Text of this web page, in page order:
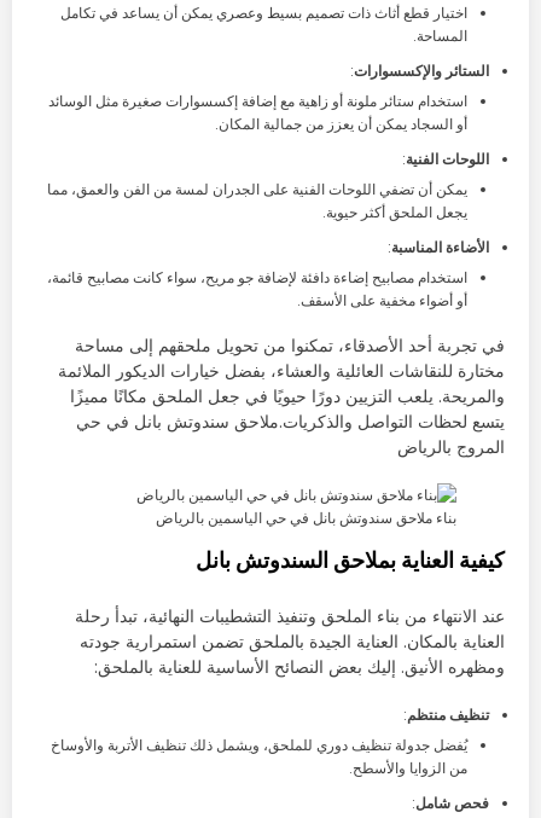
اختيار قطع أثاث ذات تصميم بسيط وعصري يمكن أن يساعد في تكامل
المساحة.
الستائر والإكسسوارات:
استخدام ستائر ملونة أو زاهية مع إضافة إكسسوارات صغيرة مثل الوسائد
أو السجاد يمكن أن يعزز من جمالية المكان.
اللوحات الفنية:
يمكن أن تضفي اللوحات الفنية على الجدران لمسة من الفن والعمق، مما
يجعل الملحق أكثر حيوية.
الأضاءة المناسبة:
استخدام مصابيح إضاءة دافئة لإضافة جو مريح، سواء كانت مصابيح قائمة،
أو أضواء مخفية على الأسقف.
في تجربة أحد الأصدقاء، تمكنوا من تحويل ملحقهم إلى مساحة
مختارة للنقاشات العائلية والعشاء، بفضل خيارات الديكور الملائمة
والمريحة. يلعب التزيين دورًا حيويًا في جعل الملحق مكانًا مميزًا
يتسع لحظات التواصل والذكريات.ملاحق سندوتش بانل في حي
المروج بالرياض
بناء ملاحق سندوتش بانل في حي الياسمين بالرياض
كيفية العناية بملاحق السندوتش بانل
عند الانتهاء من بناء الملحق وتنفيذ التشطيبات النهائية، تبدأ رحلة
العناية بالمكان. العناية الجيدة بالملحق تضمن استمرارية جودته
ومظهره الأنيق. إليك بعض النصائح الأساسية للعناية بالملحق:
تنظيف منتظم:
يُفضل جدولة تنظيف دوري للملحق، ويشمل ذلك تنظيف الأتربة والأوساخ
من الزوايا والأسطح.
فحص شامل: